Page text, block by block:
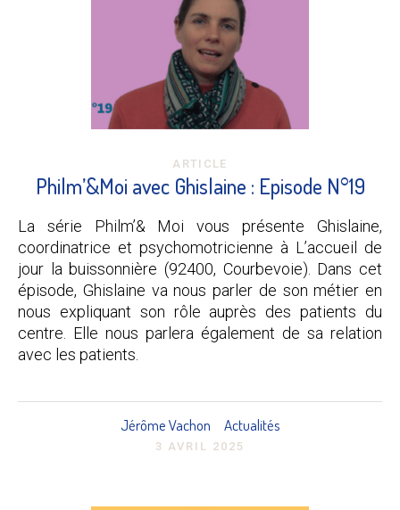
ARTICLE
Philm’&Moi avec Ghislaine : Episode N°19
La série Philm’& Moi vous présente Ghislaine,
coordinatrice et psychomotricienne à L’accueil de
jour la buissonnière (92400, Courbevoie). Dans cet
épisode, Ghislaine va nous parler de son métier en
nous expliquant son rôle auprès des patients du
centre. Elle nous parlera également de sa relation
avec les patients.
Jérôme Vachon Actualités
3 AVRIL 2025